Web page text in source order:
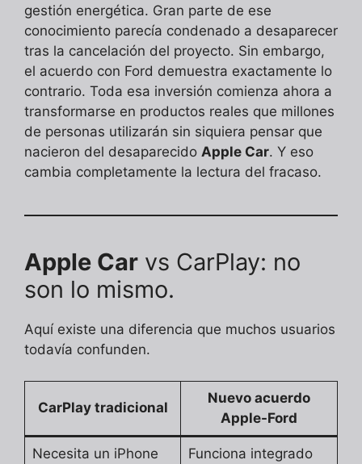
gestión energética. Gran parte de ese
conocimiento parecía condenado a desaparecer
tras la cancelación del proyecto. Sin embargo,
el acuerdo con Ford demuestra exactamente lo
contrario. Toda esa inversión comienza ahora a
transformarse en productos reales que millones
de personas utilizarán sin siquiera pensar que
nacieron del desaparecido Apple Car. Y eso
cambia completamente la lectura del fracaso.
Apple Car vs CarPlay: no
son lo mismo.
Aquí existe una diferencia que muchos usuarios
todavía confunden.
CarPlay tradicional
Nuevo acuerdo
Apple-Ford
Necesita un iPhone
Funciona integrado